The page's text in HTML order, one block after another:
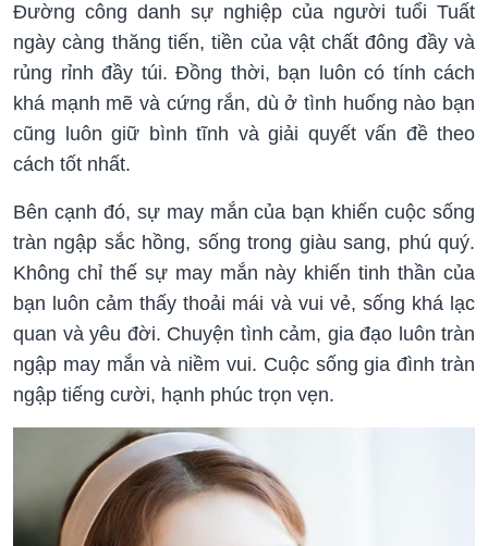
Đường công danh sự nghiệp của người tuổi Tuất
ngày càng thăng tiến, tiền của vật chất đông đầy và
rủng rỉnh đầy túi. Đồng thời, bạn luôn có tính cách
khá mạnh mẽ và cứng rắn, dù ở tình huống nào bạn
cũng luôn giữ bình tĩnh và giải quyết vấn đề theo
cách tốt nhất.
Bên cạnh đó, sự may mắn của bạn khiến cuộc sống
tràn ngập sắc hồng, sống trong giàu sang, phú quý.
Không chỉ thế sự may mắn này khiến tinh thần của
bạn luôn cảm thấy thoải mái và vui vẻ, sống khá lạc
quan và yêu đời. Chuyện tình cảm, gia đạo luôn tràn
ngập may mắn và niềm vui. Cuộc sống gia đình tràn
ngập tiếng cười, hạnh phúc trọn vẹn.